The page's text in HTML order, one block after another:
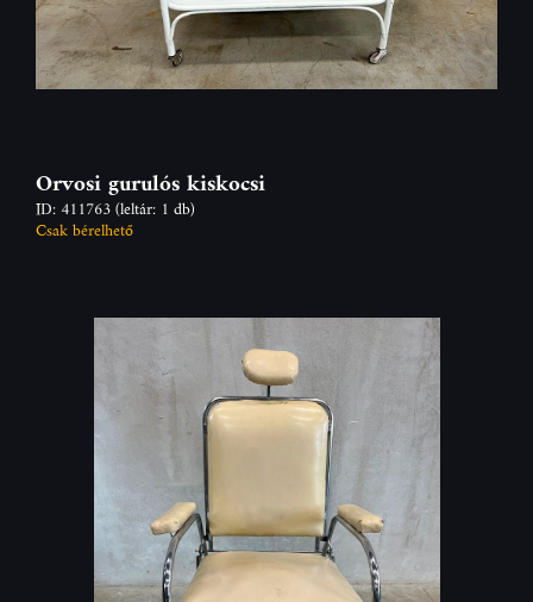
Orvosi gurulós kiskocsi
ID: 411763(leltár: 1 db)
Csak bérelhető